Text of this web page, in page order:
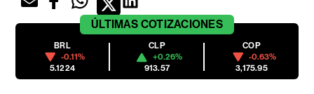
ÚLTIMAS COTIZACIONES
BRL
-0.11%
5.1224
CLP
+0.26%
913.57
COP
-0.63%
3,175.95